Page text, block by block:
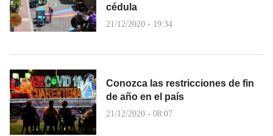
cédula
21/12/2020 - 19:34
Conozca las restricciones de fin
de año en el país
21/12/2020 - 08:07